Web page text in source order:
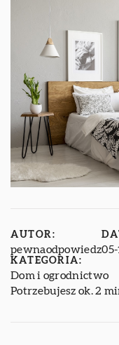
AUTOR:
pewnaodpowiedz05-
KATEGORIA:
Dom i ogrodnictwo
Potrzebujesz ok. 2